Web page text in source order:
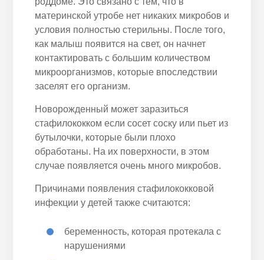
материнской утробе нет никаких микробов и
условия полностью стерильны. После того,
как малыш появится на свет, он начнет
контактировать с большим количеством
микроорганизмов, которые впоследствии
заселят его организм.
Новорожденный может заразиться
стафилококком если сосет соску или пьет из
бутылочки, которые были плохо
обработаны. На их поверхности, в этом
случае появляется очень много микробов.
Причинами появления стафилококковой
инфекции у детей также считаются:
беременность, которая протекала с
нарушениями